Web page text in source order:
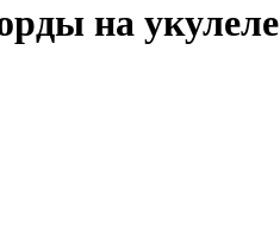
на укулеле